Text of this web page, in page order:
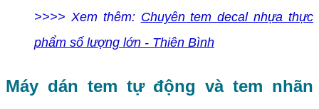
>>>> Xem thêm: Chuyên tem decal nhựa thực
phẩm số lượng lớn - Thiên Bình
Máy dán tem tự động và tem nhãn